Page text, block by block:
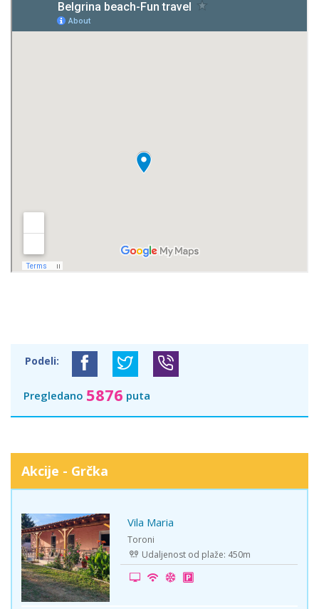
Podeli:
Pregledano 5876 puta
Akcije - Grčka
-15% Vila Maria
Toroni
Udaljenost od plaže: 450m